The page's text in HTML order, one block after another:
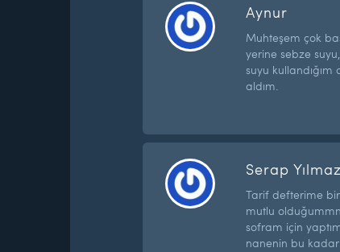
Aynur
Muhteşem çok
yerine sebze
suyu
aldım.
Serap Yılmaz
Tarif defterime bir
mutlu
sofram için
nanenin bu kadar